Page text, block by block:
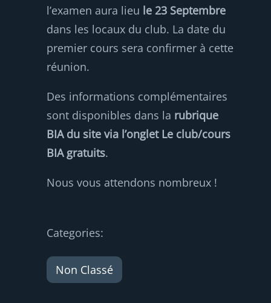
l’examen aura lieu le 23 Septembre
dans les locaux du club. La date du
premier cours sera confirmer à cette
réunion.
Des informations complémentaires
sont disponibles dans la rubrique
BIA du site via l’onglet Le club/cours
BIA gratuits.
Nous vous attendons nombreux !
Categories:
Non Classé